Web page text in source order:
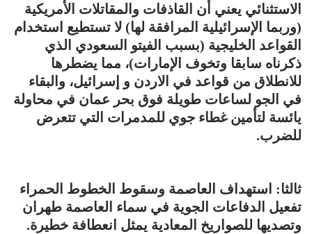
الاستثنائي يعني أن القاذفات والمقاتلات الأمريكية
(وربما الإسرائيلية المرافقة لها) لا تستطيع استخدام
القواعد الخليجية (بسبب الفيتو السعودي الذي
ذكرناه سابقا وتخوف الإمارات)، مما يضطرها
للانطلاق من قواعد في الاردن و إسرائيل، والبقاء
في الجو لساعات طويلة فوق بحر عمان في محاولة
يائسة لتأمين غطاء جوي للمدمرات التي تتعرض
للضرب.
ثالثا: استهداف العاصمة وسقوط الخطوط الحمراء
تفعيل الدفاعات الجوية في سماء العاصمة طهران
وتصديها للصواريخ المعادية يمثل انعطافة خطيرة.